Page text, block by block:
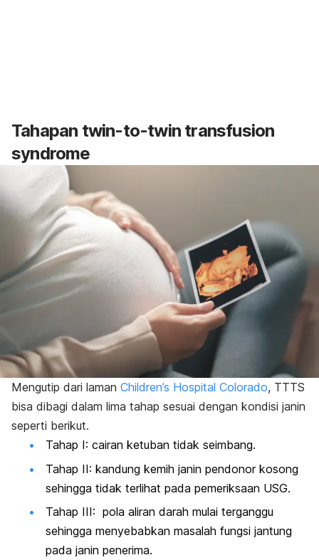
Tahapan twin-to-twin transfusion
syndrome
Mengutip dari laman Children’s Hospital Colorado, TTTS
bisa dibagi dalam lima tahap sesuai dengan kondisi janin
seperti berikut.
Tahap I: cairan ketuban tidak seimbang.
Tahap II: kandung kemih janin pendonor kosong
sehingga tidak terlihat pada pemeriksaan USG.
Tahap III: pola aliran darah mulai terganggu
sehingga menyebabkan masalah fungsi jantung
pada janin penerima.